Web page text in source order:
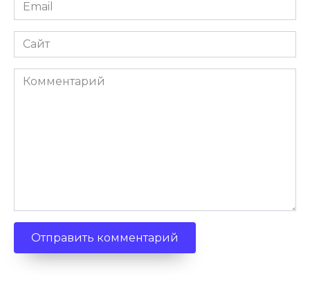
Сайт
Комментарий